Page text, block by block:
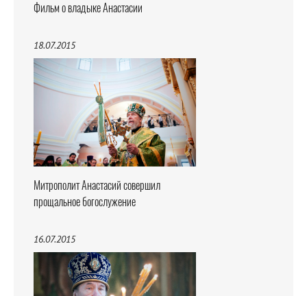
Фильм о владыке Анастасии
18.07.2015
Митрополит Анастасий совершил
прощальное богослужение
16.07.2015